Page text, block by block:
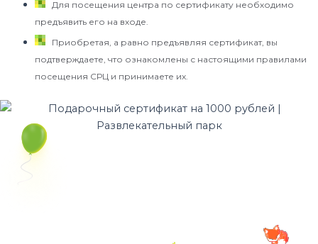
Для посещения центра по сертификату необходимо
предъявить его на входе.
Приобретая, а равно предъявляя сертификат, вы
подтверждаете, что ознакомлены с настоящими правилами
посещения СРЦ и принимаете их.